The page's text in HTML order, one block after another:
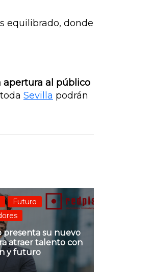
equilibrado, donde
apertura al público
Sevilla podrán
Futuro
presenta su nuevo
atraer talento con
y futuro